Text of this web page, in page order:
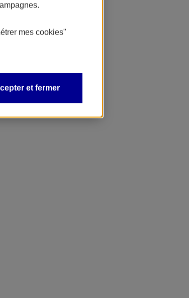
mes cookies"
et fermer